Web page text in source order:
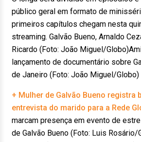
público geral em formato de
primeiros capítulos chegam nesta
streaming. Galvão Bueno, Arnaldo
Ricardo (Foto: João Miguel/
lançamento de documentário sobre
de Janeiro (Foto: João Miguel/Globo)
+ Mulher de Galvão Bueno registra
entrevista do marido para a Rede
marcam presença em evento de
de Galvão Bueno (Foto: Luis Rosário/